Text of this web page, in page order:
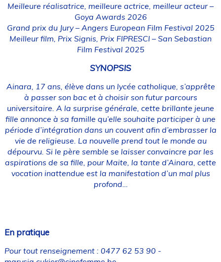
Meilleure réalisatrice, meilleure actrice, meilleur acteur –
Goya Awards 2026
Grand prix du Jury – Angers European Film Festival 2025
Meilleur film, Prix Signis, Prix FIPRESCI – San Sebastian
Film Festival 2025
SYNOPSIS
Ainara, 17 ans, élève dans un lycée catholique, s’apprête
à passer son bac et à choisir son futur parcours
universitaire. A la surprise générale, cette brillante jeune
fille annonce à sa famille qu’elle souhaite participer à une
période d’intégration dans un couvent afin d’embrasser la
vie de religieuse. La nouvelle prend tout le monde au
dépourvu. Si le père semble se laisser convaincre par les
aspirations de sa fille, pour Maite, la tante d’Ainara, cette
vocation inattendue est la manifestation d’un mal plus
profond…
En pratique
Pour tout renseignement : 0477 62 53 90 -